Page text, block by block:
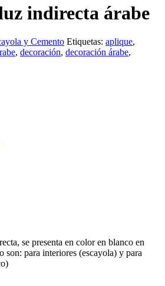
indirecta árabe
y Cemento Etiquetas: aplique,
, decoración, decoración árabe,
se presenta en color en blanco en
son: para interiores (escayola) y para